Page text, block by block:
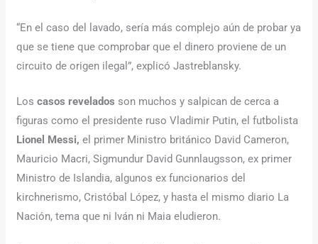
“En el caso del lavado, sería más complejo aún de probar ya
que se tiene que comprobar que el dinero proviene de un
circuito de origen ilegal”, explicó Jastreblansky.
Loscasos revelados son muchos y salpican de cerca a
figuras como el presidente ruso Vladimir Putin, el futbolista
Lionel Messi, el primer Ministro británico David Cameron,
Mauricio Macri, Sigmundur David Gunnlaugsson, ex primer
Ministro de Islandia, algunos ex funcionarios del
kirchnerismo, Cristóbal López, y hasta el mismo diario La
Nación, tema que ni Iván ni Maia eludieron.